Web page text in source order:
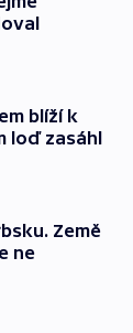
blíží k
loď zasáhl
Země
ne